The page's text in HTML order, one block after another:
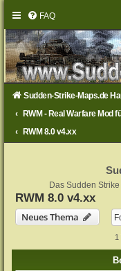
FAQ
Sudden-Strike-Maps.de
RWM - Real Warfare Mod
RWM 8.0 v4.xx
Das Sudden
RWM 8.0 v4.xx
Neues Thema
1